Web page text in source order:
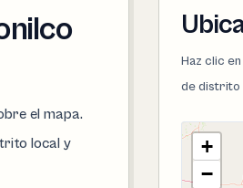
el mapa.
local y
Haz clic
de distrito
+
−